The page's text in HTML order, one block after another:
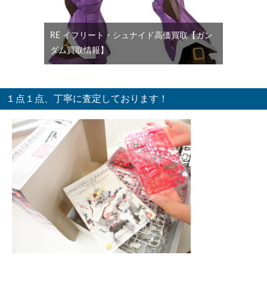
RE イフリート・シュナイド高価買取【ガン
ダム買取情報】
１点１点、丁寧に査定しております！